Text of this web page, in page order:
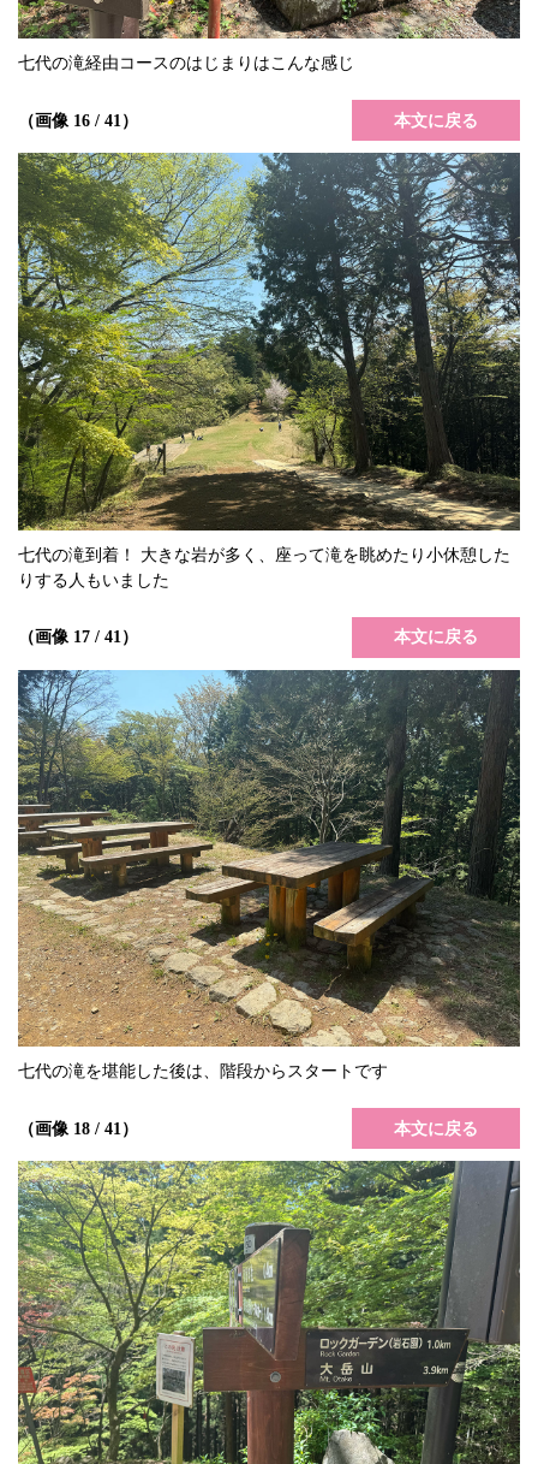
七代の滝経由コースのはじまりはこんな感じ
（画像 16 / 41） 本文に戻る
七代の滝到着！ 大きな岩が多く、座って滝を眺めたり小休憩した
りする人もいました
（画像 17 / 41） 本文に戻る
七代の滝を堪能した後は、階段からスタートです
（画像 18 / 41） 本文に戻る